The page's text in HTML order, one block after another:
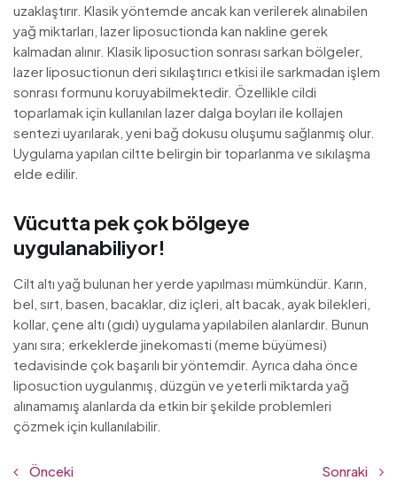
uzaklaştırır. Klasik yöntemde ancak kan verilerek alınabilen
yağ miktarları, lazer liposuctionda kan nakline gerek
kalmadan alınır. Klasik liposuction sonrası sarkan bölgeler,
lazer liposuctionun deri sıkılaştırıcı etkisi ile sarkmadan işlem
sonrası formunu koruyabilmektedir. Özellikle cildi
toparlamak için kullanılan lazer dalga boyları ile kollajen
sentezi uyarılarak, yeni bağ dokusu oluşumu sağlanmış olur.
Uygulama yapılan ciltte belirgin bir toparlanma ve sıkılaşma
elde edilir.
Vücutta pek çok bölgeye
uygulanabiliyor!
Cilt altı yağ bulunan her yerde yapılması mümkündür. Karın,
bel, sırt, basen, bacaklar, diz içleri, alt bacak, ayak bilekleri,
kollar, çene altı (gıdı) uygulama yapılabilen alanlardır. Bunun
yanı sıra; erkeklerde jinekomasti (meme büyümesi)
tedavisinde çok başarılı bir yöntemdir. Ayrıca daha önce
liposuction uygulanmış, düzgün ve yeterli miktarda yağ
alınamamış alanlarda da etkin bir şekilde problemleri
çözmek için kullanılabilir.
Önceki Sonraki